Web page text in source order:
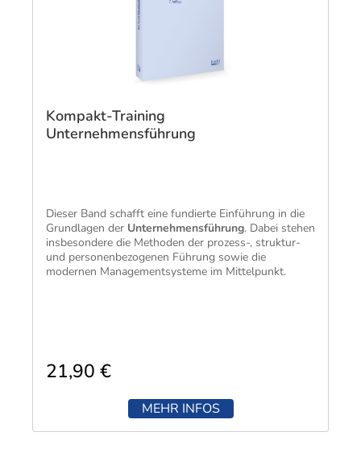
Kompakt-Training
Unternehmensführung
Dieser Band schafft eine fundierte Einführung in die
Grundlagen der Unternehmensführung. Dabei stehen
insbesondere die Methoden der prozess-, struktur-
und personenbezogenen Führung sowie die
modernen Managementsysteme im Mittelpunkt.
21,90 €
MEHR INFOS